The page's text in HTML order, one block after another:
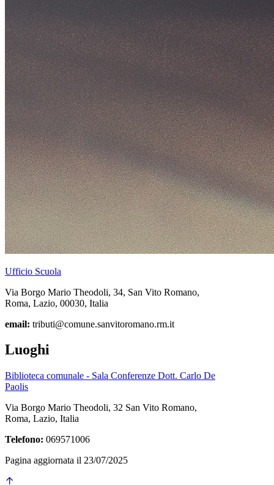
Ufficio Scuola
Via Borgo Mario Theodoli, 34, San Vito Romano,
Roma, Lazio, 00030, Italia
email: tributi@comune.sanvitoromano.rm.it
Luoghi
Biblioteca comunale - Sala Conferenze Dott. Carlo De
Paolis
Via Borgo Mario Theodoli, 32 San Vito Romano,
Roma, Lazio, Italia
Telefono: 069571006
Pagina aggiornata il 23/07/2025